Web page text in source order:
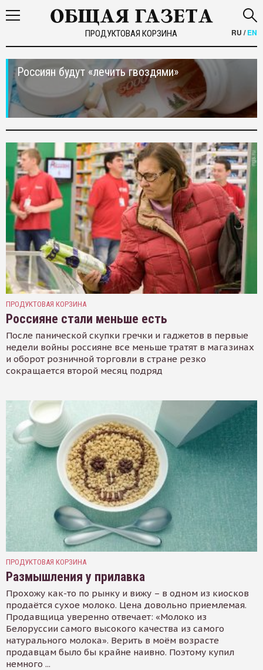
ПРОДУКТОВАЯ КОРЗИНА RU /EN
Россиян будут «лечить гвоздями»
ПРОДУКТОВАЯ КОРЗИНА
Россияне стали меньше есть
После панической скупки гречки и гаджетов в первые
недели войны россияне все меньше тратят в магазинах
и оборот розничной торговли в стране резко
сокращается второй месяц подряд
ПРОДУКТОВАЯ КОРЗИНА
Размышления у прилавка
Прохожу как-то по рынку и вижу – в одном из киосков
продаётся сухое молоко. Цена довольно приемлемая.
Продавщица уверенно отвечает: «Молоко из
Белоруссии самого высокого качества из самого
натурального молока». Верить в моём возрасте
продавцам было бы крайне наивно. Поэтому купил
немного ...